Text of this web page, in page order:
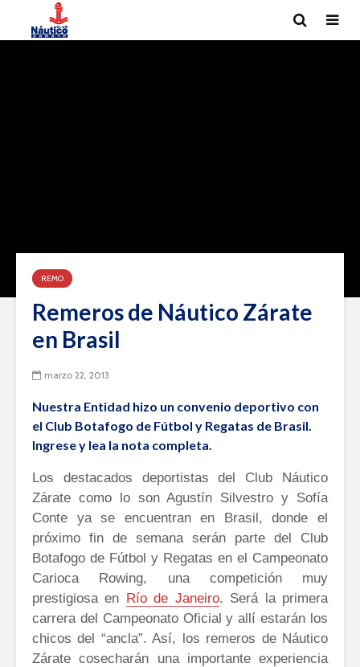
REMO
Remeros de Náutico Zárate
en Brasil
marzo 22, 2013
Nuestra Entidad hizo un convenio deportivo con
el Club Botafogo de Fútbol y Regatas de Brasil.
Ingrese y lea la nota completa.
Los destacados deportistas del Club Náutico
Zárate como lo son Agustín Silvestro y Sofía
Conte ya se encuentran en Brasil, donde el
próximo fin de semana serán parte del Club
Botafogo de Fútbol y Regatas en el Campeonato
Carioca Rowing, una competición muy
prestigiosa en Río de Janeiro. Será la primera
carrera del Campeonato Oficial y allí estarán los
chicos del “ancla”. Así, los remeros de Náutico
Zárate cosecharán una importante experiencia